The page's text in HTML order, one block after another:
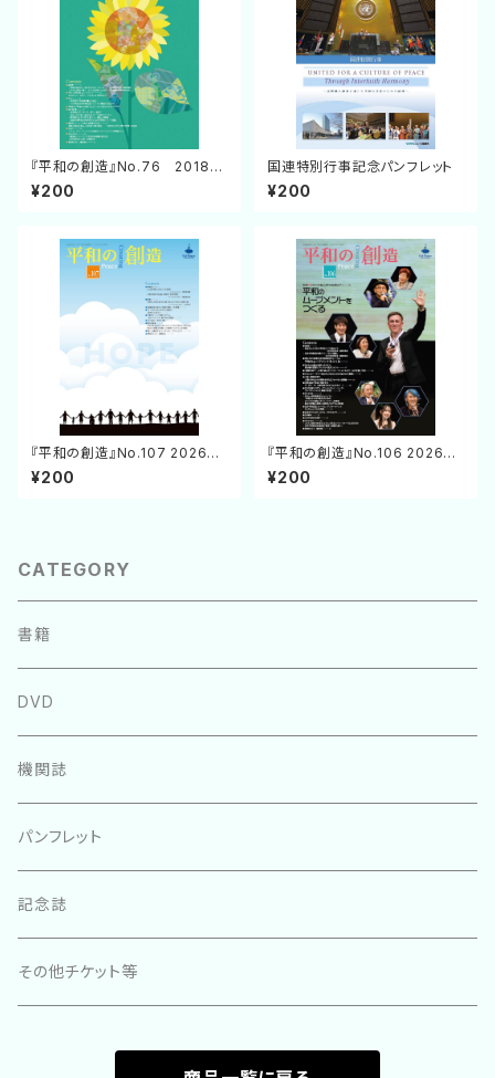
『平和の創造』No.76 2018年
7月25日発行
¥200
国連特別行事記念パンフレット
¥200
『平和の創造』No.107 2026年
4月25日発行
¥200
『平和の創造』No.106 2026年1
月31日発行
¥200
CATEGORY
書籍
DVD
機関誌
パンフレット
記念誌
その他チケット等